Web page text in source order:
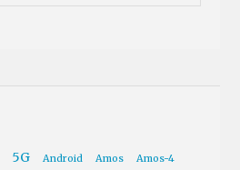
5G Android Amos
Amos-4